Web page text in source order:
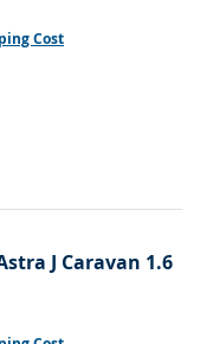
Cost
J Caravan 1.6